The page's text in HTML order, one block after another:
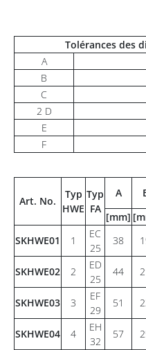
Tolérances des
A
B
C
2 D
E
F
Art. No.
Typ
HWE
Typ
FA
A
[mm]
SKHWE01
1
EC
25
38
SKHWE02 2
ED
25
44
SKHWE03 3
EF
29
51
SKHWE04 4
EH
32
57